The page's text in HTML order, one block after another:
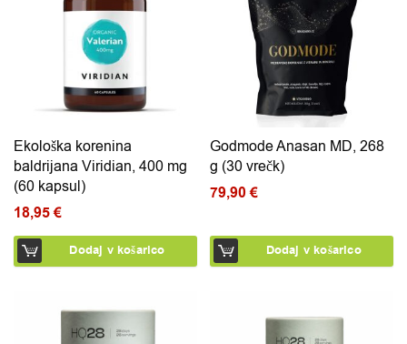
Ekološka korenina
baldrijana Viridian, 400 mg
(60 kapsul)
18,95€
Dodaj v košarico
Godmode Anasan MD, 268
g (30 vrečk)
79,90€
Dodaj v košarico